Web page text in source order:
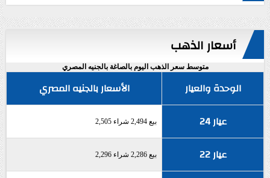
أسعار الذهب
متوسط سعر الذهب اليوم بالصاغة بالجنيه المصري
الوحدة والعيار
الأسعار بالجنيه المصري
عيار 24
بيع 2,494 شراء 2,505
عيار 22 بيع 2,286 شراء 2,296